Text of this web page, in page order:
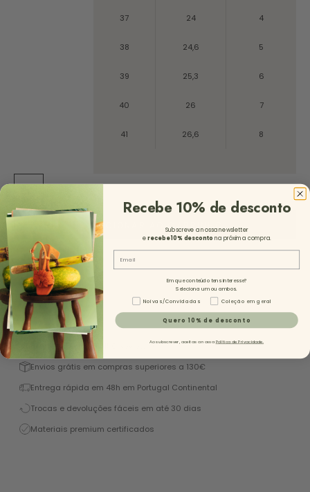
37 24 4
38 24,6 5
39 25,3 6
40 26 7
41 26,6 8
ST
ADICIONAR AO CARRINHO
Descrição
Excelente 4,9/5 (+1450 Reviews)
Envios grátis em compras superiores a 130€
Entrega rápida em 48h em Portugal Continental
Trocas e devoluções fáceis em até 30 dias
Materiais premium certificados
Recebe 10% de desconto
Subscreve a nossa newsletter
erecebe 10% desconto na próxima compra.
Em que conteúdo tens interesse?
Seleciona um ou ambos.
Tipo de Conteúdo - NL
Noivas/Convidadas Coleção em geral
Quero 10% de desconto
Ao subscrever, aceitas a nossa Política de Privacidade.